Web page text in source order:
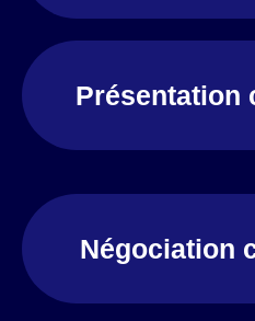
Présentation
Négociation